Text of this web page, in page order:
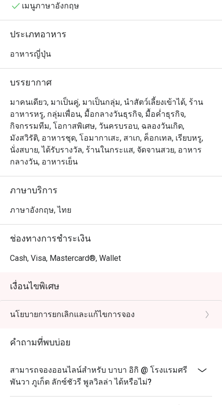
ทุกจานเมนูภาษาอังกฤษ
ประเภทอาหาร
อาหารญี่ปุ่น
บรรยากาศ
มาคนเดียว, มาเป็นคู่, มาเป็นกลุ่ม, นำสัตว์เลี้ยงเข้าได้, ร้าน
อาหารหรู, กลุ่มเพื่อน, มื้อกลางวันธุรกิจ, มื้อค่ำธุรกิจ,
กิจกรรมทีม, โอกาสพิเศษ, วันครบรอบ, ฉลองวันเกิด,
มังสวิรัติ, อาหารชุด, โอมากาเสะ, สาเก, ค็อกเทล, เรียบหรู,
นั่งสบาย, ได้รับรางวัล, ร้านในกระแส, จัดจานสวย, อาหาร
กลางวัน, อาหารเย็น
ภาษาบริการ
ภาษาอังกฤษ, ไทย
ช่องทางการชำระเงิน
Cash, Visa, Mastercard®, Wallet
เงื่อนไขพิเศษ
นโยบายการยกเลิกและแก้ไขการจอง
คำถามที่พบบ่อย
สามารถจองออนไลน์สำหรับ บาบา อิกิ @ โรงแรมศรี
พันวา ภูเก็ต ลักซ์ชัวรี พูลวิลล่า ได้หรือไม่?